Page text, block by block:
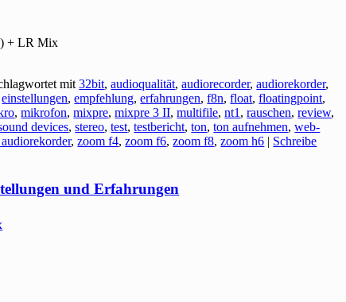
+ LR Mix
mit 32bit,audioqualität,audiorecorder,audiorekorder,
einstellungen,empfehlung,erfahrungen,f8n,float,floatingpoint,
,mikrofon,mixpre,mixpre 3 II,multifile,nt1 ,rauschen,review,
devices,stereo,test,testbericht,ton,ton aufnehmen,web-
,zoom f4,zoom f6,zoom f8,zoom h6 | Schreibe
und Erfahrungen